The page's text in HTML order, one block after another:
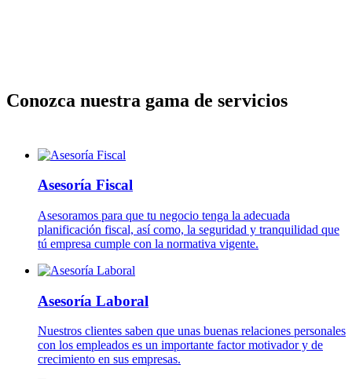
Conozca nuestra gama de servicios
Asesoría Fiscal
Asesoramos para que tu negocio tenga la adecuada
planificación fiscal, así como, la seguridad y tranquilidad que
tú empresa cumple con la normativa vigente.
Asesoría Laboral
Nuestros clientes saben que unas buenas relaciones personales
con los empleados es un importante factor motivador y de
crecimiento en sus empresas.